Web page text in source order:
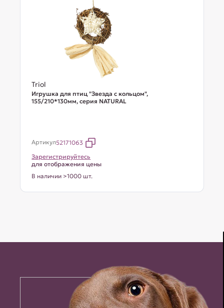
Triol
Игрушка для птиц "Звезда с кольцом",
155/210*130мм, серия NATURAL
Артикул52171063
Зарегистрируйтесь
для отображения цены
В наличии >1000 шт.